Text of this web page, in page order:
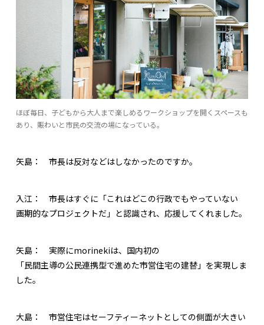
ほぼ毎日、子どもから大人まで楽しめるワークショップを開くスペースも
あり、賑わいと市民の交流の場になっている。
矢島： 市長は反対などはしなかったのですか。
入江： 市長はすぐに「これはどこの行政でもやっていない
画期的なプロジェクトだ」と認識され、応援してくれました。
矢島： 実際にmorinekiは、国内初の
「民間主導の公民連携型で進めた市営住宅の建替」を実現しま
した。
大島： 市営住宅はセーフティーネットとしての側面が大きい